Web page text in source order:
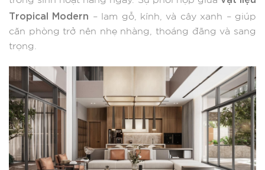
Tropical Modern – lam gỗ, kính, và cây xanh – giúp
căn phòng trở nên nhẹ nhàng, thoáng đãng và sang
trọng.